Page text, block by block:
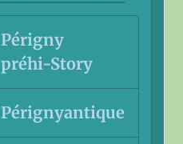
Périgny
préhi-Story
Pérignyantique